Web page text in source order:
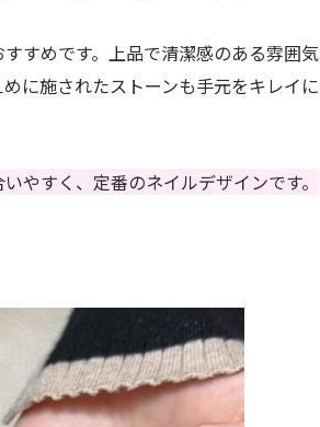
すめです。上品で清潔感のある雰囲気
に施されたストーンも手元をキレイに
やすく、定番のネイルデザインです。